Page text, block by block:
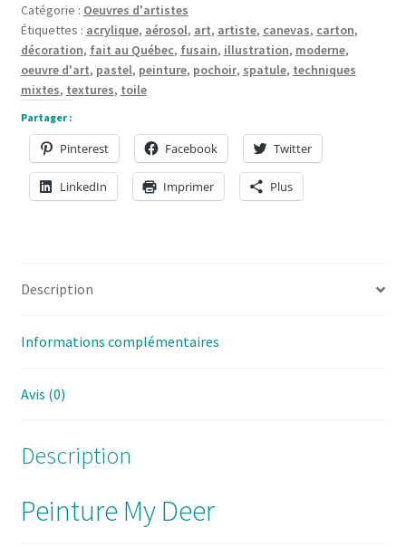
24
x
36
x
1
pouces
Catégorie : Oeuvres d'artistes
Étiquettes : acrylique, aérosol, art, artiste, canevas, carton,
décoration, fait au Québec, fusain, illustration, moderne,
oeuvre d'art, pastel, peinture, pochoir, spatule, techniques
mixtes, textures, toile
Partager :
Pinterest Facebook Twitter
LinkedIn Imprimer Plus
Description
Informations complémentaires
Avis (0)
Description
Peinture My Deer